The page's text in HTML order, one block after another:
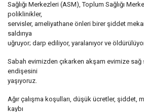
Sağlığı Merkezleri (ASM), Toplum Sağlığı
poliklinikler,
servisler, ameliyathane önleri birer şiddet
saldırıya
uğruyor; darp ediliyor, yaralanıyor ve
Sabah evimizden çıkarken akşam evimize
endişesini
yaşıyoruz.
Ağır çalışma koşulları, düşük ücretler, şiddet,
kaybı